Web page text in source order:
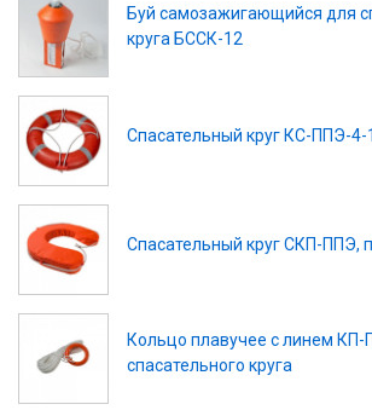
Буй самозажигающийся для
круга БССК-12
Спасательный круг КС-ППЭ-4-1
Спасательный круг СКП-ППЭ,
Кольцо плавучее с линем
спасательного круга